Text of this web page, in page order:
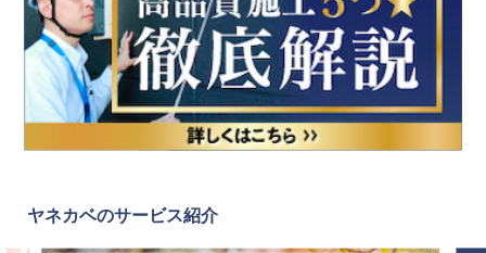
ヤネカベのサービス紹介